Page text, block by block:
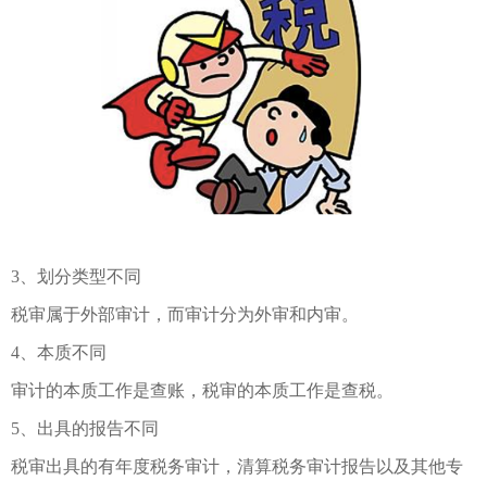
3、划分类型不同
税审属于外部审计，而审计分为外审和内审。
4、本质不同
审计的本质工作是查账，税审的本质工作是查税。
5、出具的报告不同
税审出具的有年度税务审计，清算税务审计报告以及其他专